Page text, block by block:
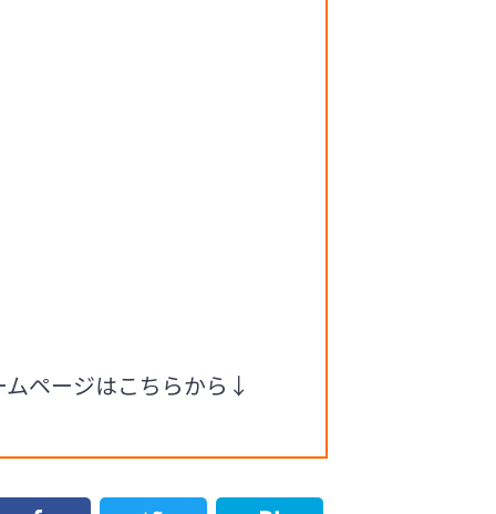
ページはこちらから↓